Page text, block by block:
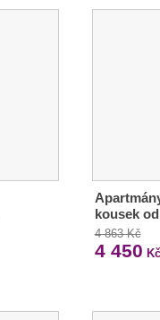
kousek
4 863 Kč
4 450 Kč